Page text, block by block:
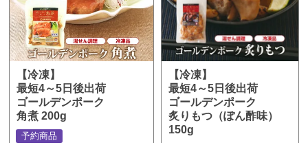
【冷凍】
最短4～5日後出荷
ゴールデンポーク
角煮 200g
予約商品
【冷凍】
最短4～5日後出荷
ゴールデンポーク
炙りもつ（ぽん酢味）
150g